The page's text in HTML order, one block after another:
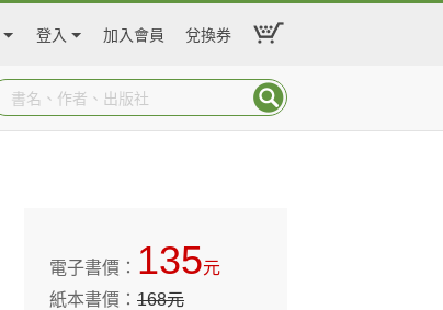
登入 加入會員 兌換券
電子書價： 135元
紙本書價：168元